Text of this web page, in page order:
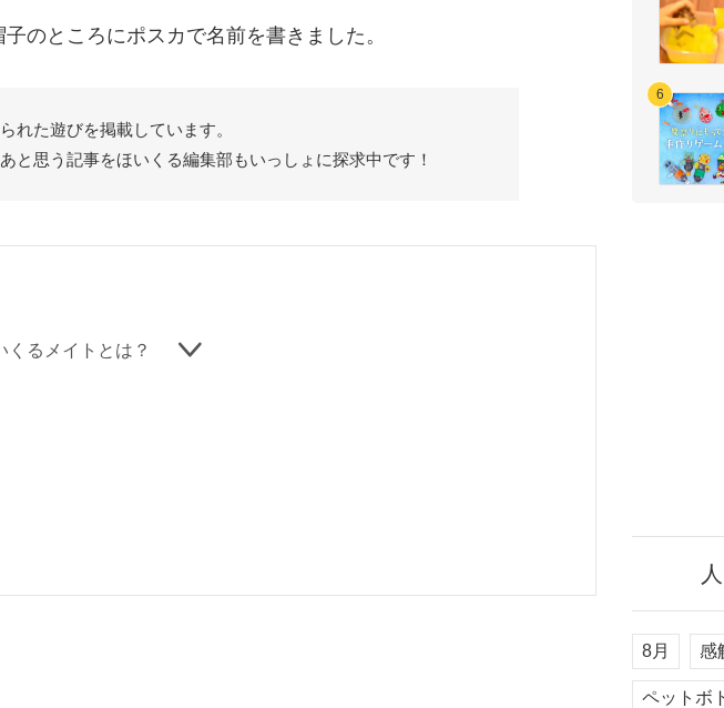
のところにポスカで名前を書きました。
れた遊びを掲載しています。
と思う記事をほいくる編集部もいっしょに探求中です！
くるメイトとは？
8月 感
ペットボ